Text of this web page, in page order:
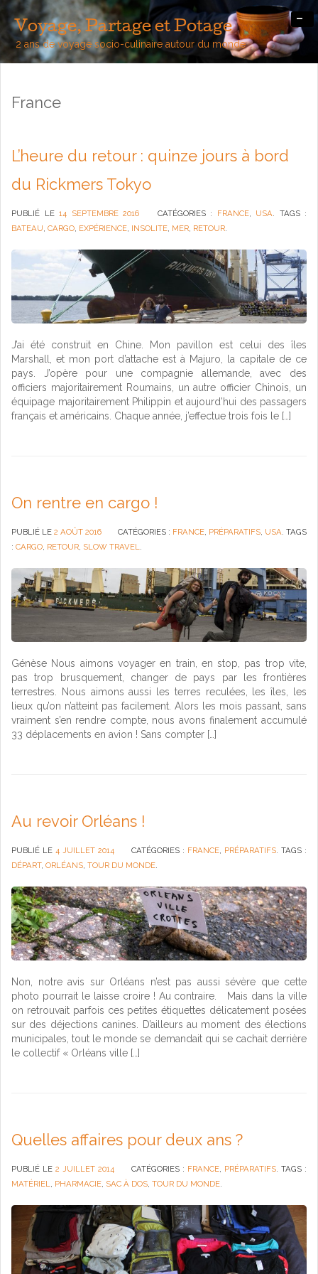
Voyage, Partage et Potage
2 ans de voyage socio-culinaire autour du monde
-
France
L’heure du retour : quinze jours à bord
du Rickmers Tokyo
PUBLIÉ LE 14 SEPTEMBRE 2016 CATÉGORIES : FRANCE, USA. TAGS :
BATEAU, CARGO, EXPÉRIENCE, INSOLITE, MER, RETOUR.
J’ai été construit en Chine. Mon pavillon est celui des îles
Marshall, et mon port d’attache est à Majuro, la capitale de ce
pays. J’opère pour une compagnie allemande, avec des
officiers majoritairement Roumains, un autre officier Chinois, un
équipage majoritairement Philippin et aujourd’hui des passagers
français et américains. Chaque année, j’effectue trois fois le […]
On rentre en cargo !
PUBLIÉ LE2 AOÛT 2016 CATÉGORIES : FRANCE, PRÉPARATIFS, USA. TAGS
: CARGO, RETOUR, SLOW TRAVEL.
Génèse Nous aimons voyager en train, en stop, pas trop vite,
pas trop brusquement, changer de pays par les frontières
terrestres. Nous aimons aussi les terres reculées, les îles, les
lieux qu’on n’atteint pas facilement. Alors les mois passant, sans
vraiment s’en rendre compte, nous avons finalement accumulé
33 déplacements en avion ! Sans compter […]
Au revoir Orléans !
PUBLIÉ LE 4 JUILLET 2014 CATÉGORIES : FRANCE, PRÉPARATIFS. TAGS :
DÉPART, ORLÉANS TOUR DU MONDE
Non, notre avis sur Orléans n’est pas aussi sévère que cette
photo pourrait le laisse croire ! Au contraire. Mais dans la ville
on retrouvait parfois ces petites étiquettes délicatement posées
sur des déjections canines. D’ailleurs au moment des élections
municipales, tout le monde se demandait qui se cachait derrière
le collectif « Orléans ville […]
Quelles affaires pour deux ans ?
PUBLIÉ LE2 JUILLET 2014 CATÉGORIES : FRANCE, PRÉPARATIFS. TAGS :
MATÉRIEL
PHARMACIE SAC À DOS TOUR DU MONDE